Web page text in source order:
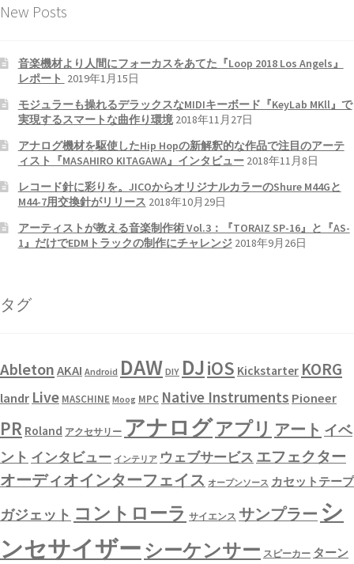
New Posts
音楽機材より人間にフォーカスをあてた『Loop 2018 Los Angels』
レポート 2019年1月15日
モジュラーも操れるデラックスなMIDIキーボード『KeyLab MKll』で
実現するスマートな曲作り環境 2018年11月27日
アナログ機材を駆使したHip Hopの新解釈的な作品で注目のアーテ
ィスト『MASAHIRO KITAGAWA』インタビュー 2018年11月8日
レコード針に彩りを。JICOからオリジナルカラーのShure M44Gと
M44-7用交換針がリリース 2018年10月29日
アーティストが教える音楽制作術 Vol.3：『TORAIZ SP-16』と『AS-
1』だけでEDMトラックの制作にチャレンジ 2018年9月26日
タグ
AbletonAKAI Android DAW DIY DJiOS Kickstarter KORG
landr Live MASCHINE Moog MPC Native Instruments Pioneer
PR Roland アクセサリー アナログアプリ アート イベ
ント インタビュー インテリア ウェブサービス エフェクター
オーディオインターフェイス オープンソース カセットテープ
ガジェット コントローラ サイエンス サンプラー シ
ンセサイザー シーケンサー スピーカー ターン